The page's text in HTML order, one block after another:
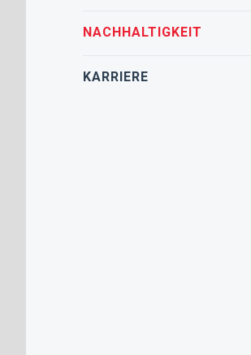
NACHHALTIGKEIT
KARRIERE